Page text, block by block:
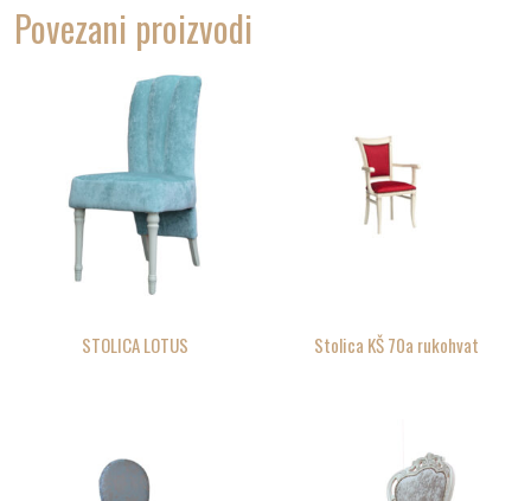
Povezani proizvodi
STOLICA LOTUS Stolica KŠ 70a rukohvat